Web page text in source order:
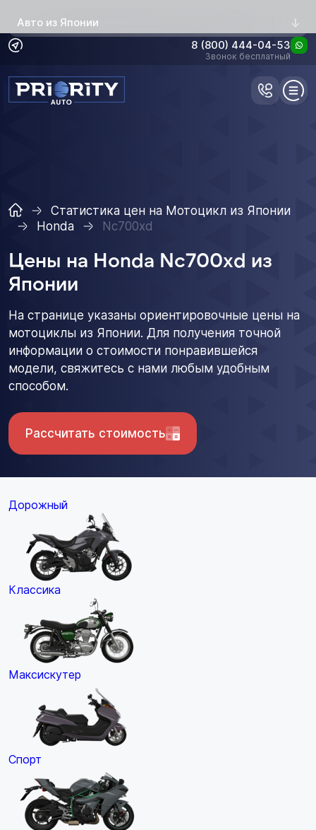
Авто из Японии
8 (800) 444-04-53
Звонок бесплатный
Статистика цен на Мотоцикл из Японии
Honda
Nc700xd
Цены на Honda Nc700xd из
Японии
На странице указаны ориентировочные цены на
мотоциклы из Японии. Для получения точной
информации о стоимости понравившейся
модели, свяжитесь с нами любым удобным
способом.
Рассчитать стоимость
Дорожный
Классика
Максискутер
Спорт